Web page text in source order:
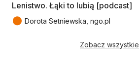
Lenistwo. Łąki to lubią [podcast]
● Dorota Setniewska, ngo.pl
Zobacz wszystkie